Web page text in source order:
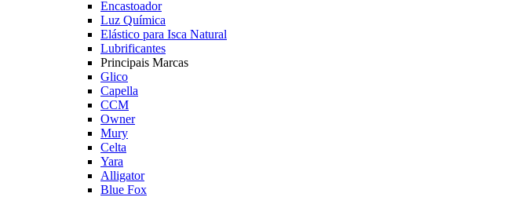
Encastoador
Luz Química
Elástico para Isca Natural
Lubrificantes
Principais Marcas
Glico
Capella
CCM
Owner
Mury
Celta
Yara
Alligator
Blue Fox